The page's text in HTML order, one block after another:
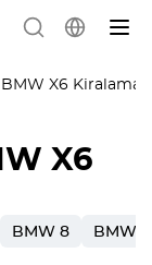
X6 Kiralama
X6
BMW 8 BMW 3